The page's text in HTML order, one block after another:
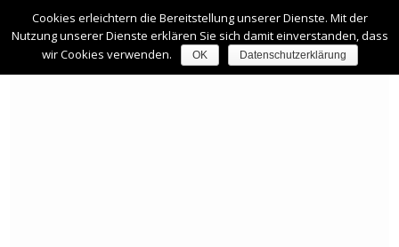
Cookies erleichtern die Bereitstellung unserer Dienste. Mit der
Nutzung unserer Dienste erklären Sie sich damit einverstanden, dass
wir Cookies verwenden.
OK Datenschutzerklärung